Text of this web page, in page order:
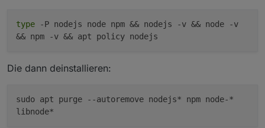
type -P nodejs node npm && nodejs -v && node -v
&& npm -v && apt policy nodejs
Die dann deinstallieren:
sudo apt purge --autoremove nodejs* npm node-*
libnode*